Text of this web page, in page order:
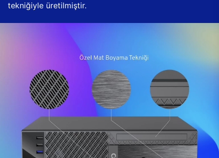
tekniğiyle üretilmiştir.